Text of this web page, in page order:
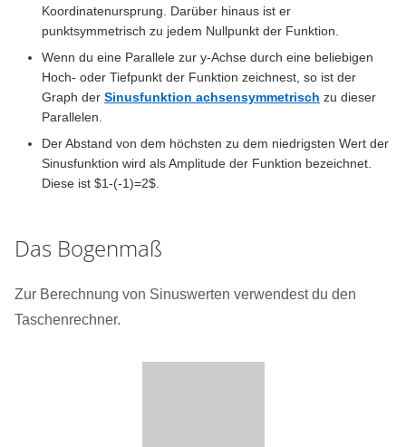
Koordinatenursprung. Darüber hinaus ist er
punktsymmetrisch zu jedem Nullpunkt der Funktion.
Wenn du eine Parallele zur y-Achse durch eine beliebigen
Hoch- oder Tiefpunkt der Funktion zeichnest, so ist der
Graph der Sinusfunktion achsensymmetrisch zu dieser
Parallelen.
Der Abstand von dem höchsten zu dem niedrigsten Wert der
Sinusfunktion wird als Amplitude der Funktion bezeichnet.
Diese ist $1-(-1)=2$.
Das Bogenmaß
Zur Berechnung von Sinuswerten verwendest du den
Taschenrechner.